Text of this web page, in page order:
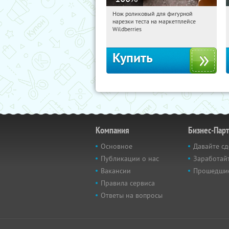
02:20:17 Получили:
Россия
Нож роликовый для фигурной
нарезки теста на маркетплейсе
Wildberries
Купить
Компания
Основное
Публикации о нас
Вакансии
Правила сервиса
Ответы на вопросы
Бизнес-
Давайте